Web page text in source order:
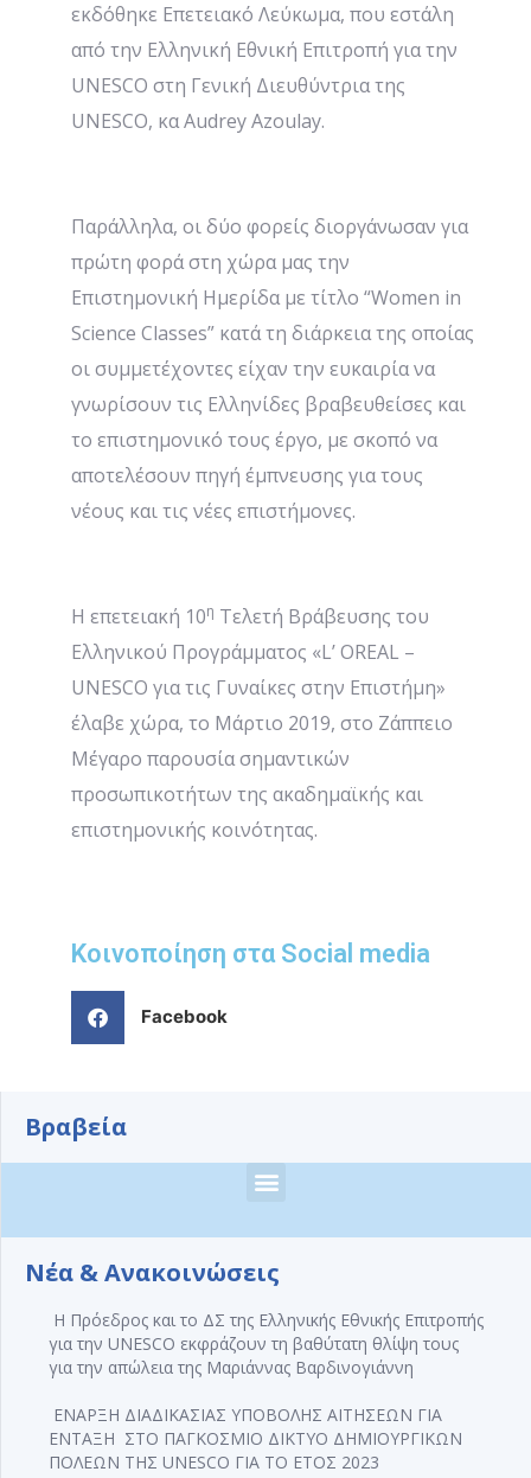
εκδόθηκε Επετειακό Λεύκωμα, που εστάλη
από την Ελληνική Εθνική Επιτροπή για την
UNESCO στη Γενική Διευθύντρια της
UNESCO, κα Audrey Azoulay.
Παράλληλα, οι δύο φορείς διοργάνωσαν για
πρώτη φορά στη χώρα μας την
Επιστημονική Ημερίδα με τίτλο “Women in
Science Classes” κατά τη διάρκεια της οποίας
οι συμμετέχοντες είχαν την ευκαιρία να
γνωρίσουν τις Ελληνίδες βραβευθείσες και
το επιστημονικό τους έργο, με σκοπό να
αποτελέσουν πηγή έμπνευσης για τους
νέους και τις νέες επιστήμονες.
Η επετειακή 10η Τελετή Βράβευσης του
Ελληνικού Προγράμματος «L’ OREAL –
UNESCO για τις Γυναίκες στην Επιστήμη»
έλαβε χώρα, το Μάρτιο 2019, στο Ζάππειο
Μέγαρο παρουσία σημαντικών
προσωπικοτήτων της ακαδημαϊκής και
επιστημονικής κοινότητας.
Κοινοποίηση στα Social media
Facebook
Βραβεία
Νέα & Ανακοινώσεις
Η Πρόεδρος και το ΔΣ της Ελληνικής Εθνικής Επιτροπής
για την UNESCO εκφράζουν τη βαθύτατη θλίψη τους
για την απώλεια της Μαριάννας Βαρδινογιάννη
ΕΝΑΡΞΗ ΔΙΑΔΙΚΑΣΙΑΣ ΥΠΟΒΟΛΗΣ ΑΙΤΗΣΕΩΝ ΓΙΑ
ΕΝΤΑΞΗ ΣΤΟ ΠΑΓΚΟΣΜΙΟ ΔΙΚΤΥΟ ΔΗΜΙΟΥΡΓΙΚΩΝ
ΠΟΛΕΩΝ ΤΗΣ UNESCO ΓΙΑ ΤΟ ΕΤΟΣ 2023